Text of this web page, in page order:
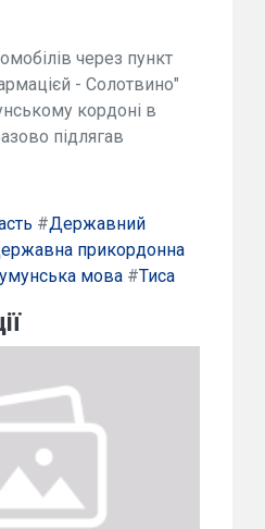
через пункт
- Солотвино"
кордоні в
підлягав
#Державний
прикордонна
мова #Тиса